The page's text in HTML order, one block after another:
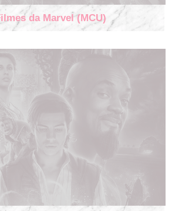
da Marvel (MCU)